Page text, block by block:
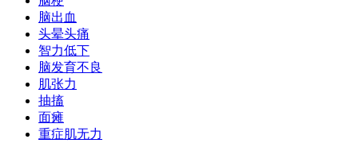
脑出血
头晕头痛
智力低下
脑发育不良
肌张力
抽搐
面瘫
重症肌无力